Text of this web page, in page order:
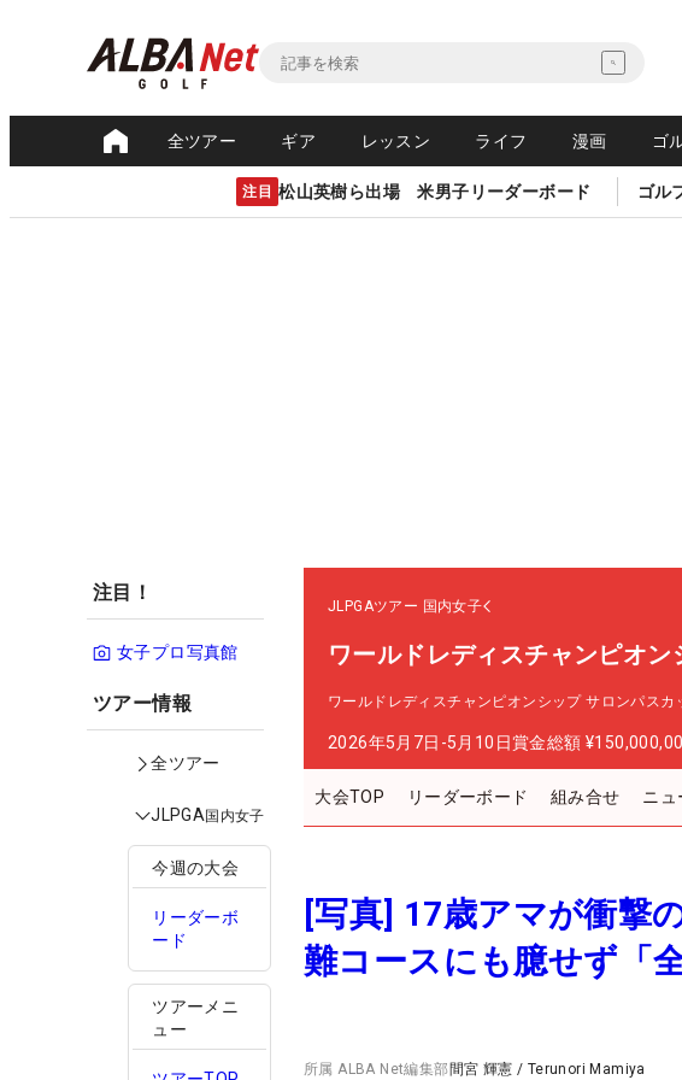
全ツアー ギア レッスン ライフ 漫画 ゴ
注目 松山英樹ら出場 米男子リーダーボード ゴル
注目！
女子プロ写真館
ツアー情報
全ツアー
JLPGA国内女子
今週の大会
リーダーボ
ード
ツアーメニ
ュー
JLPGAツアー 国内女子
ワールドレディスチャンピオ
ワールドレディスチャンピオンシップ サロンパスカ
2026年5月7日-5月10日賞金総額
大会TOP リーダーボード 組み合せ ニュ
[写真] 17歳アマが衝撃
難コースにも臆せず「
所属ALBA Net編集部間宮 輝憲 / Terunori Mamiya